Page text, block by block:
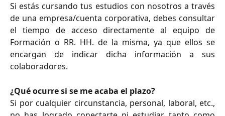
Si estás cursando tus estudios con nosotros a través
de una empresa/cuenta corporativa, debes consultar
el tiempo de acceso directamente al equipo de
Formación o RR. HH. de la misma, ya que ellos se
encargan de indicar dicha información a sus
colaboradores.
¿Qué ocurre si se me acaba el plazo?
Si por cualquier circunstancia, personal, laboral, etc.,